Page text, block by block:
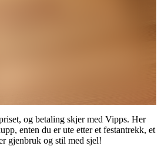
og betaling skjer med Vipps. Her
enten du er ute etter et festantrekk, et
gjenbruk og stil med sjel!